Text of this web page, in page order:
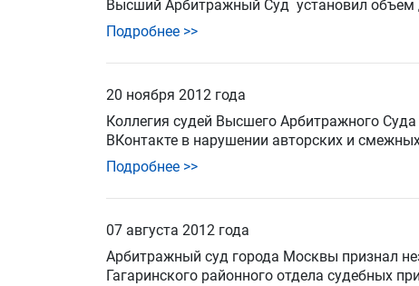
Высший Арбитражный Суд установил
Подробнее >>
20 ноября 2012 года
Коллегия судей Высшего Арбитражного
ВКонтакте в нарушении авторских и
Подробнее >>
07 августа 2012 года
Арбитражный суд города Москвы признал
Гагаринского районного отдела судебных